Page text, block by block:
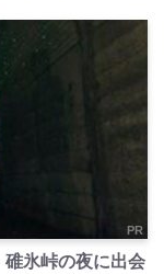
PR
碓氷峠の夜に出会